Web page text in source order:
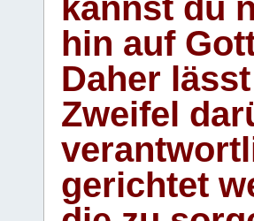
kannst du
hin auf
Daher
Zweifel
gerichtet